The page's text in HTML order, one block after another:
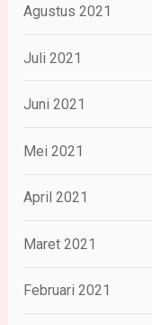
Agustus 2021
Juli 2021
Juni 2021
Mei 2021
April 2021
Maret 2021
Februari 2021